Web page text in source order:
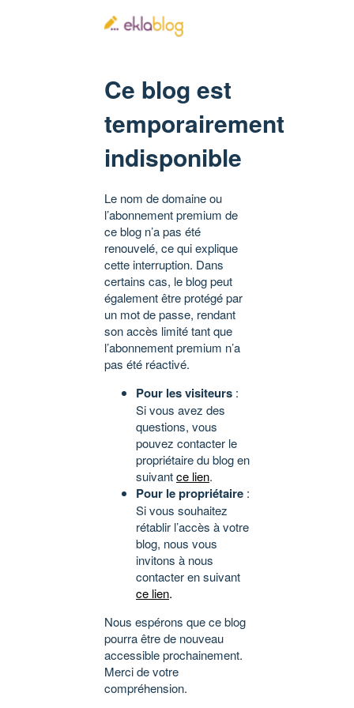
Ce blog est
temporairement
indisponible
Le nom de domaine ou
l’abonnement premium de
ce blog n’a pas été
renouvelé, ce qui explique
cette interruption. Dans
certains cas, le blog peut
également être protégé par
un mot de passe, rendant
son accès limité tant que
l’abonnement premium n’a
pas été réactivé.
Pour les visiteurs :
Si vous avez des
questions, vous
pouvez contacter le
propriétaire du blog en
suivantce lien.
Pour le propriétaire :
Si vous souhaitez
rétablir l’accès à votre
blog, nous vous
invitons à nous
contacter en suivant
ce lien.
Nous espérons que ce blog
pourra être de nouveau
accessible prochainement.
Merci de votre
compréhension.